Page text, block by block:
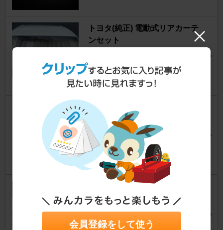
トヨタ(純正) 電動式リアカーテ
ンセット
KEIJIさん
9
RIZOIL GT-RS 20W-50
セルシオ [10系]
さんだいめバヤシオさん
7
トヨタ(純正) グランドスペアタ
イヤ
セルシオ [10系]
KEIJIさん
会員登録をして使う